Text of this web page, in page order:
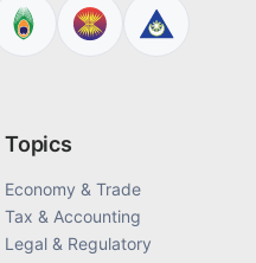
Topics
Economy & Trade
Tax & Accounting
Legal & Regulatory